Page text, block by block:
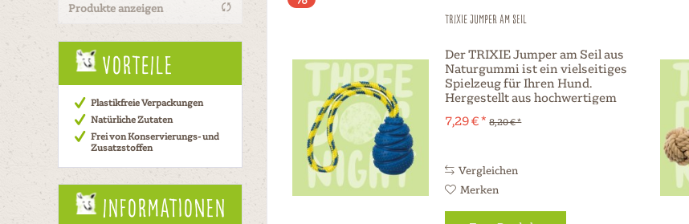
& mehr
& mehr
& mehr
Produkte anzeigen
Vorteile
Plastikfreie Verpackungen
Natürliche Zutaten
Frei von Konservierungs- und
Zusatzstoffen
Informationen
TRIXIE Jumper am Seil
Der TRIXIE Jumper am Seil aus
Naturgummi ist ein vielseitiges
Spielzeug für Ihren Hund.
Hergestellt aus hochwertigem
Jumper nicht nur Spaß beim
für...
7,29 € * 8,20 € *
Vergleichen
Merken